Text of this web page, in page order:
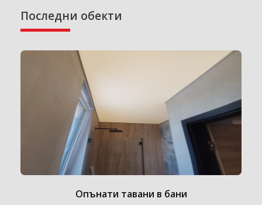
Последни обекти
Опънати тавани в бани